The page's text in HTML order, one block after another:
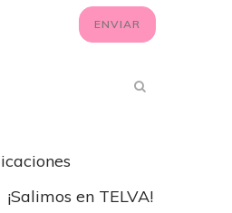
¡Salimos en TELVA!